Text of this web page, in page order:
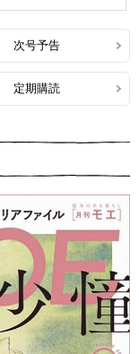
次号予告
定期購読